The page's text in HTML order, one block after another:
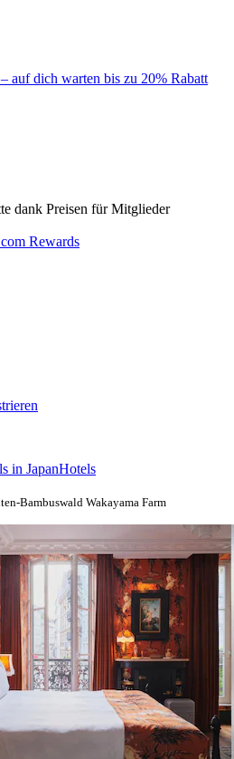
auf dich warten bis zu 20% Rabatt
dank Preisen für Mitglieder
Rewards
in JapanHotels
Bambuswald Wakayama Farm